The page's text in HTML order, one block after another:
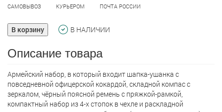
САМОВЫВОЗ КУРЬЕРОМ ПОЧТА РОССИИ
В корзину В НАЛИЧИИ
Описание товара
Армейский набор, в который входит шапкa-ушанка с
повседневной офицерской кокардой, складной компас с
зеркалом, чёрный поясной ремень с пряжкой-рамкой,
компактный набор из 4-х стопок в чехле и раскладной